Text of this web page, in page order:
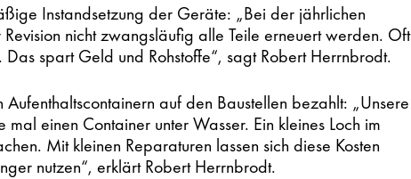
Instandsetzung der Geräte: „Bei der jährlichen
nicht zwangsläufig alle Teile erneuert werden. Oft
spart Geld und Rohstoffe“, sagt Robert Herrnbrodt.
auf den Baustellen bezahlt: „Unsere
einen Container unter Wasser. Ein kleines Loch im
Mit kleinen Reparaturen lassen sich diese Kosten
nutzen“, erklärt Robert Herrnbrodt.